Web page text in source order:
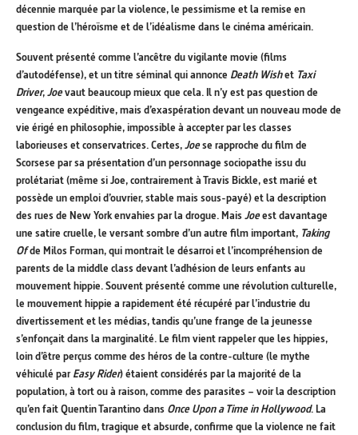
décennie marquée par la violence, le pessimisme et la remise en
question de l’héroïsme et de l’idéalisme dans le cinéma américain.
Souvent présenté comme l’ancêtre du vigilante movie (films
d’autodéfense), et un titre séminal qui annonce Death Wishet Taxi
Driver,Joevaut beaucoup mieux que cela. Il n’y est pas question de
vengeance expéditive, mais d’exaspération devant un nouveau mode de
vie érigé en philosophie, impossible à accepter par les classes
laborieuses et conservatrices. Certes,Joese rapproche du film de
Scorsese par sa présentation d’un personnage sociopathe issu du
prolétariat (même si Joe, contrairement à Travis Bickle, est marié et
possède un emploi d’ouvrier, stable mais sous-payé) et la description
des rues de New York envahies par la drogue. Mais Joeest davantage
une satire cruelle, le versant sombre d’un autre film important, Taking
Ofde Milos Forman, qui montrait le désarroi et l’incompréhension de
parents de la middle class devant l’adhésion de leurs enfants au
mouvement hippie. Souvent présenté comme une révolution culturelle,
le mouvement hippie a rapidement été récupéré par l’industrie du
divertissement et les médias, tandis qu’une frange de la jeunesse
s’enfonçait dans la marginalité. Le film vient rappeler que les hippies,
loin d’être perçus comme des héros de la contre-culture (le mythe
véhiculé parEasy Rider) étaient considérés par la majorité de la
population, à tort ou à raison, comme des parasites – voir la description
qu’en fait Quentin Tarantino dans Once Upon a Time in Hollywood. La
conclusion du film, tragique et absurde, confirme que la violence ne fait